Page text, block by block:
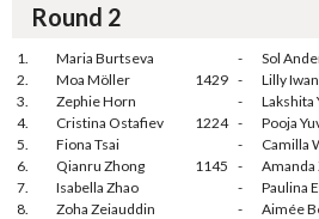
Round 2
1. Maria Burtseva - Sol
2.
Moa Möller 1429 - Lilly
3.
Zephie Horn - Lakshita
4.
Cristina Ostafiev 1224 - Pooja
5.
Fiona Tsai - Camilla
6.
Qianru Zhong 1145 - Amanda
7.
Isabella Zhao - Paulina
8.
Zoha Zeiauddin - Aimée